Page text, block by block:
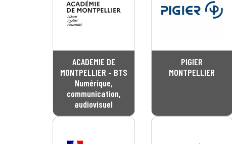
ACADEMIE DE
MONTPELLIER - BTS
Numérique,
communication,
audiovisuel
PIGIER
MONTPELLIER